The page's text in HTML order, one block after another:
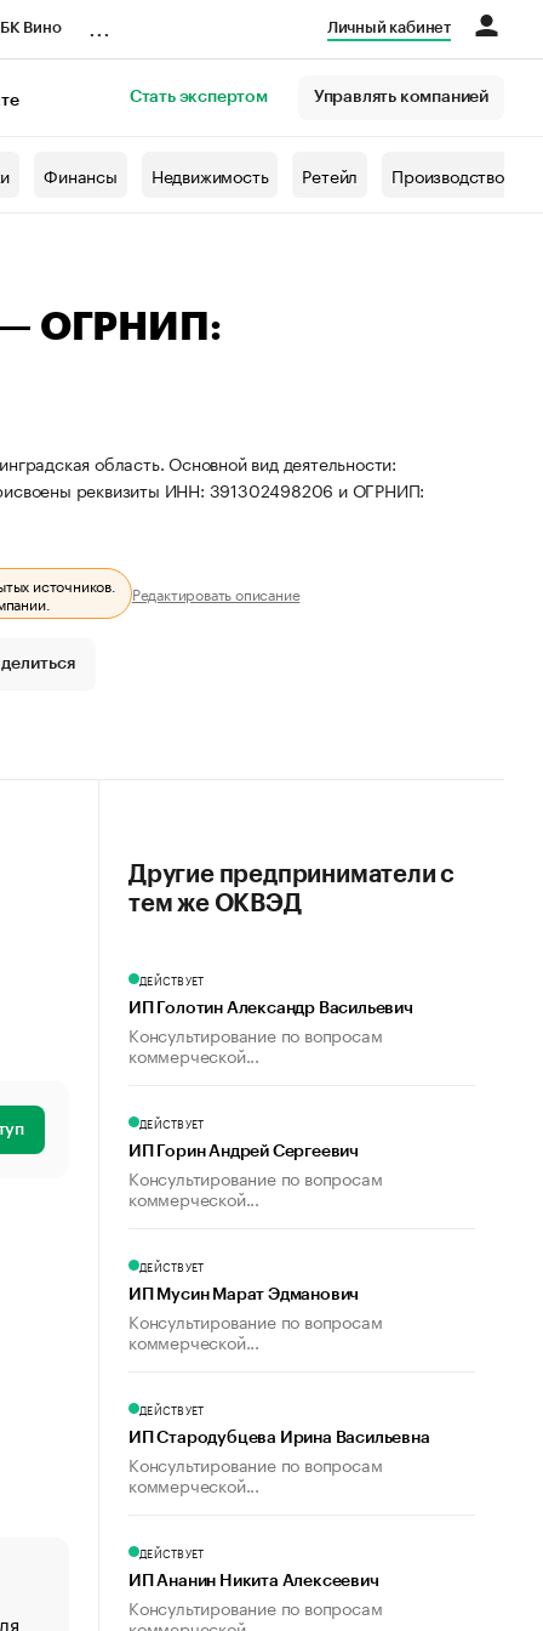
Вино Личный кабинет
Стать экспертом Управлять компанией
Финансы Недвижимость Ретейл Производство
— ОГРНИП:
область. Основной вид деятельности:
реквизиты ИНН: 391302498206 и ОГРНИП:
источников.
Редактировать описание
«От спорта тело стареет иначе». Как живет глава
Другие предприниматели с
тем же ОКВЭД
ДЕЙСТВУЕТ
ИП Голотин Александр Васильевич
Консультирование по вопросам
коммерческой...
ДЕЙСТВУЕТ
ИП Горин Андрей Сергеевич
Консультирование по вопросам
коммерческой...
ДЕЙСТВУЕТ
ИП Мусин Марат Эдманович
Консультирование по вопросам
коммерческой...
ДЕЙСТВУЕТ
ИП Стародубцева Ирина Васильевна
Консультирование по вопросам
коммерческой...
ДЕЙСТВУЕТ
ИП Ананин Никита Алексеевич
Консультирование по вопросам